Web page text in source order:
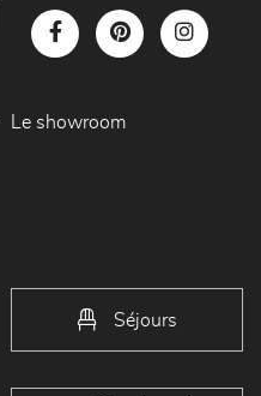
Le showroom
Séjours